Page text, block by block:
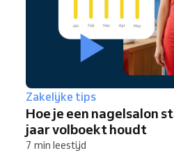
Zakelijke tips
Hoe je een nagelsalon
jaar volboekt houdt
7 min leestijd